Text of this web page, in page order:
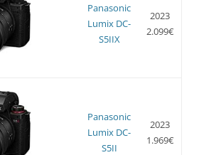
Panasonic
Lumix DC-
S5IIX
2023
2.099€
Panasonic
Lumix DC-
S5II
2023
1.969€